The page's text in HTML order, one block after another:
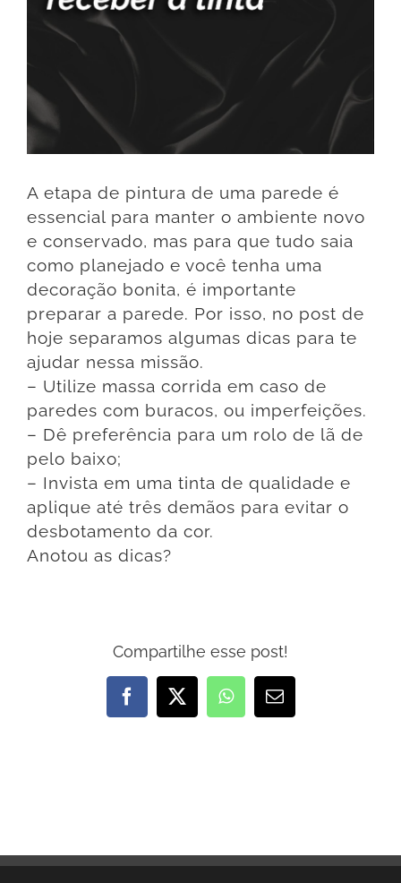
A etapa de pintura de uma parede é
essencial para manter o ambiente novo
e conservado, mas para que tudo saia
como planejado e você tenha uma
decoração bonita, é importante
preparar a parede. Por isso, no post de
hoje separamos algumas dicas para te
ajudar nessa missão.
– Utilize massa corrida em caso de
paredes com buracos, ou imperfeições.
– Dê preferência para um rolo de lã de
pelo baixo;
– Invista em uma tinta de qualidade e
aplique até três demãos para evitar o
desbotamento da cor.
Anotou as dicas?
Compartilhe esse post!
Facebook
X WhatsApp
E-
mail